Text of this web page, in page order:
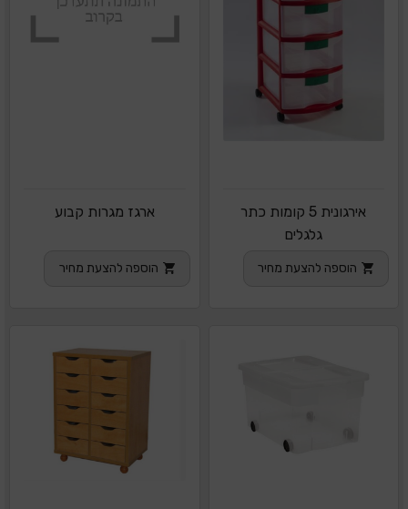
אירגונית 5 קומות כתר
גלגלים
הוספה להצעת מחיר
ארגז מגרות קבוע
הוספה להצעת מחיר